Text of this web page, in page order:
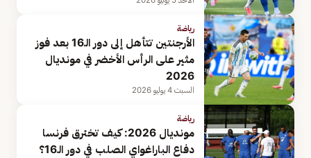
رياضة
الأرجنتين تتأهل إلى دور الـ16 بعد فوز
مثير على الرأس الأخضر في مونديال
2026
السبت 4 يوليو 2026
رياضة
مونديال 2026: كيف تخترق فرنسا
دفاع الباراغواي الصلب في دور الـ16؟